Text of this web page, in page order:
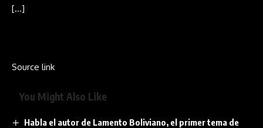
[…]
Source link
You Might Also Like
Habla el autor de Lamento Boliviano, el primer tema de